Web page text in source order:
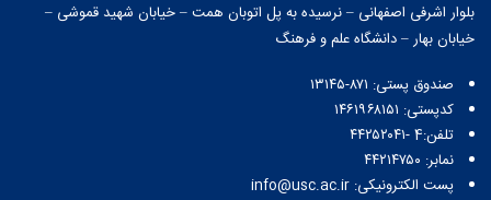
بلوار اشرفی اصفهانی – نرسیده به پل اتوبان همت – خیابان شهید قموشی –
خیابان بهار – دانشگاه علم و فرهنگ
صندوق پستی:‌ ۸۷۱-۱۳۱۴۵
کدپستی: ۱۴۶۱۹۶۸۱۵۱
تلفن:4 -۴۴۲۵۲۰۴۱
نمابر: ۴۴۲۱۴۷۵۰
پست الکترونیکی: info@usc.ac.ir